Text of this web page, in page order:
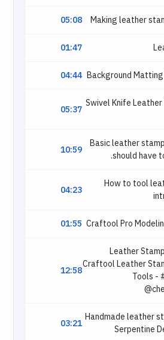
05:08 Making leather
01:47
04:44 Background
05:37 Swivel Knife Leather
10:59
Basic leather
should have
04:23
How to tool
01:55 Craftool Pro
12:58
Leather
Craftool Leather
Tools -
03:21 Handmade leather
Serpentine